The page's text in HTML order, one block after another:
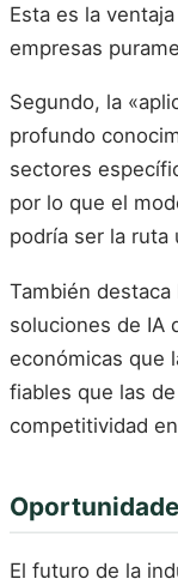
Esta es la
empresas
Segundo, la
profundo
sectores
por lo que el
podría ser la ruta
También
soluciones de IA
económicas que
fiables que las
competitividad
El futuro de la